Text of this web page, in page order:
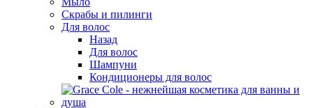
Скрабы и пилинги
Для волос
Назад
Для волос
Шампуни
Кондиционеры для волос